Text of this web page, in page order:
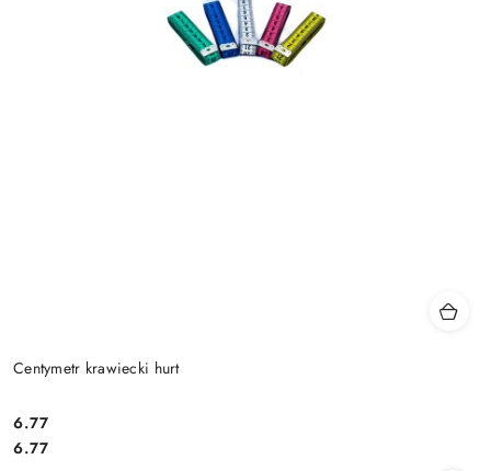
Centymetr krawiecki hurt
Cena:
6.77
Cena:
6.77